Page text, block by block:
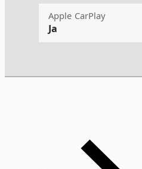
Apple CarPlay
Ja